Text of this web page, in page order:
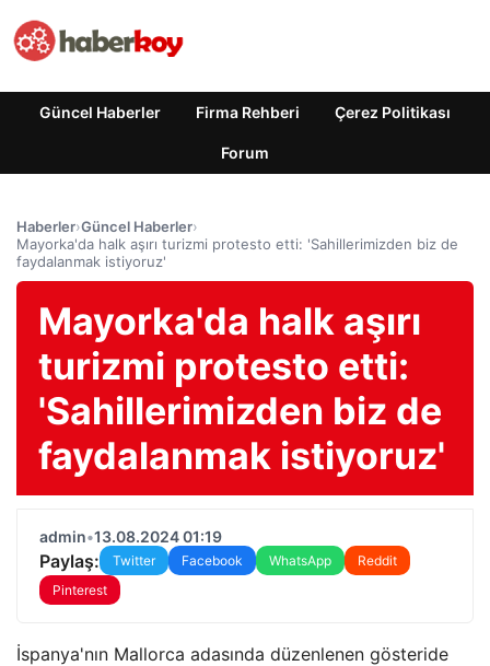
Güncel Haberler Firma Rehberi Çerez Politikası
Forum
Haberler›Güncel Haberler›
Mayorka'da halk aşırı turizmi protesto etti: 'Sahillerimizden biz de
faydalanmak istiyoruz'
Mayorka'da halk aşırı
turizmi protesto etti:
'Sahillerimizden biz de
faydalanmak istiyoruz'
admin•13.08.2024 01:19
Paylaş: Twitter Facebook WhatsApp
Reddit
Pinterest
İspanya'nın Mallorca adasında düzenlenen gösteride